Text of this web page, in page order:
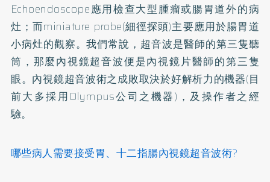
Echoendoscope應用檢查大型腫瘤或腸胃道外的病
灶；而miniature probe(細徑探頭)主要應用於腸胃道
小病灶的觀察。我們常說，超音波是醫師的第三隻聽
筒，那麼內視鏡超音波便是內視鏡片醫師的第三隻
眼。內視鏡超音波術之成敗取決於好解析力的機器(目
前大多採用Olympus公司之機器)，及操作者之經
驗。
哪些病人需要接受胃、十二指腸內視鏡超音波術?